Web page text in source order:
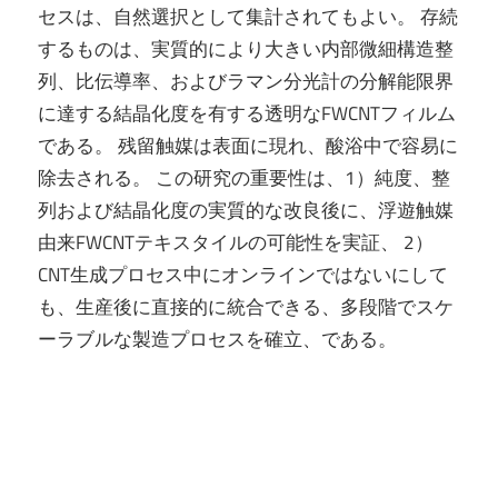
セスは、自然選択として集計されてもよい。 存続
するものは、実質的により大きい内部微細構造整
列、比伝導率、およびラマン分光計の分解能限界
に達する結晶化度を有する透明なFWCNTフィルム
である。 残留触媒は表面に現れ、酸浴中で容易に
除去される。 この研究の重要性は、1）純度、整
列および結晶化度の実質的な改良後に、浮遊触媒
由来FWCNTテキスタイルの可能性を実証、 2）
CNT生成プロセス中にオンラインではないにして
も、生産後に直接的に統合できる、多段階でスケ
ーラブルな製造プロセスを確立、である。